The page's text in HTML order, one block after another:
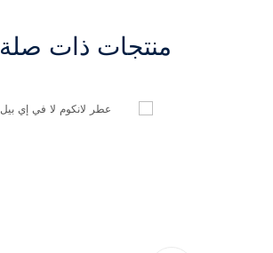
منتجات ذات صلة